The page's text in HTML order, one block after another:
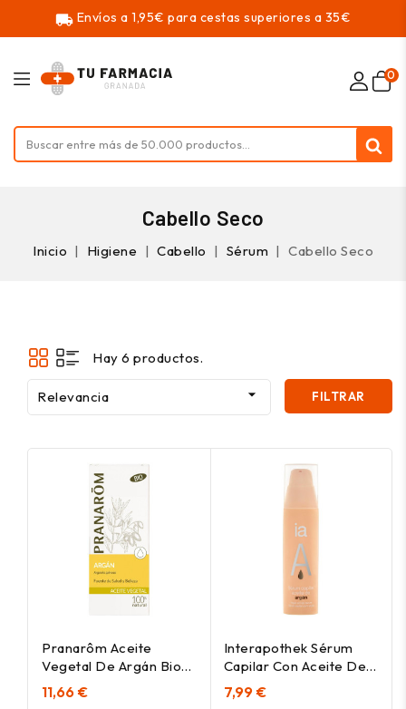
local_shipping Envíos a 1,95€ para cestas superiores a 35€
0
Cabello Seco
Inicio Higiene Cabello Sérum Cabello Seco
Hay 6 productos.
Relevancia  FILTRAR
Pranarôm Aceite
Vegetal De Argán Bio
50Ml
11,66 €
Interapothek Sérum
Capilar Con Aceite De
Argán 50Ml
7,99 €